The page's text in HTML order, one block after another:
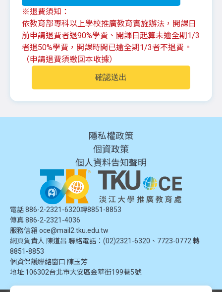
※退費須知：
依教育部專科以上學校推廣教育實施辦法，開課日
前申請退費者退90%學費、開課日起算未逾全期1/3
者退50%學費，開課時間已逾全期1/3者不退費。
（申請退費須繳回本收據）
確認送出
隱私權政策
個資政策
個人資料告知聲明
電話 886-2-2321-6320轉8851-8853
傳真 886-2-2321-4036
服務信箱 oce@mail2.tku.edu.tw
網頁負責人 陳道昌 聯絡電話：(02)2321-6320、7723-0772 轉
8851-8853
個資保護聯絡窗口 陳玉芳
地址 106302台北市大安區金華街199巷5號